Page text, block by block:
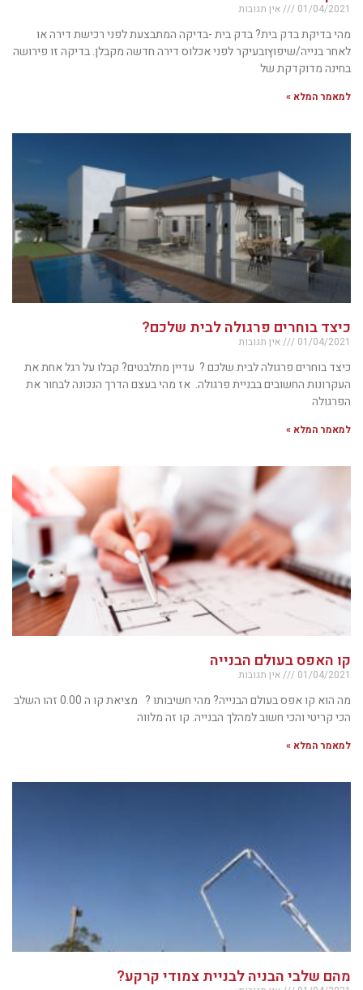
01/04/2021 אין תגובות
מהי בדיקת בדק בית? בדק בית -בדיקה המתבצעת לפני רכישת דירה או
לאחר בנייה/שיפוץובעיקר לפני אכלוס דירה חדשה מקבלן. בדיקה זו פירושה
בחינה מדוקדקת של
למאמר המלא »
כיצד בוחרים פרגולה לבית שלכם?
01/04/2021 אין תגובות
כיצד בוחרים פרגולה לבית שלכם ? עדיין מתלבטים? קבלו על רגל אחת את
העקרונות החשובים בבניית פרגולה. אז מהי בעצם הדרך הנכונה לבחור את
הפרגולה
למאמר המלא »
קו האפס בעולם הבנייה
01/04/2021 אין תגובות
מה הוא קו אפס בעולם הבנייה? מהי חשיבותו ? מציאת קו ה 0.00 זהו השלב
הכי קריטי והכי חשוב למהלך הבנייה. קו זה מלווה
למאמר המלא »
מהם שלבי הבניה לבניית צמודי קרקע?